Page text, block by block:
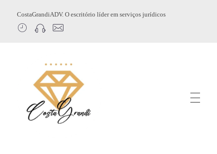
CostaGrandiADV. O escritório líder em serviços jurídicos